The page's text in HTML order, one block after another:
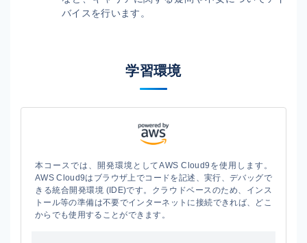
バイスを行います。
学習環境
本コースでは、開発環境としてAWS Cloud9を使用します。
AWS Cloud9はブラウザ上でコードを記述、実行、デバッグで
きる統合開発環境 (IDE)です。クラウドベースのため、インス
トール等の準備は不要でインターネットに接続できれば、どこ
からでも使用することができます。